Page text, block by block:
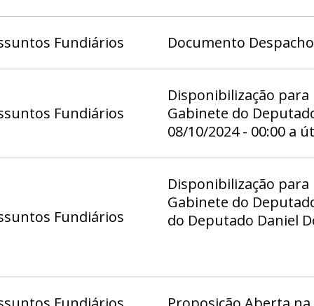
Fundiários Documento
Fundiários
Disponibilização
Gabinete do
08/10/2024 - 00:00 a
Fundiários
Disponibilização
Gabinete do
do Deputado Daniel
Hermeto - Gab 11,
21, Gabinete da